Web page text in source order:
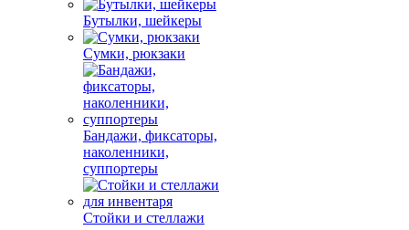
Бутылки, шейкеры
Сумки, рюкзаки
Бандажи, фиксаторы,
наколенники,
суппортеры
Стойки и стеллажи